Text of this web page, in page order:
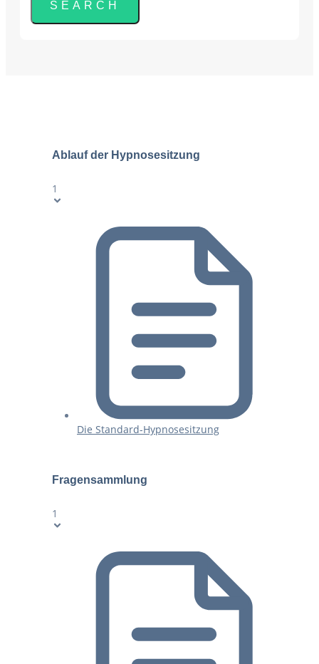
Ablauf der Hypnosesitzung
1
Die Standard-Hypnosesitzung
Fragensammlung
1